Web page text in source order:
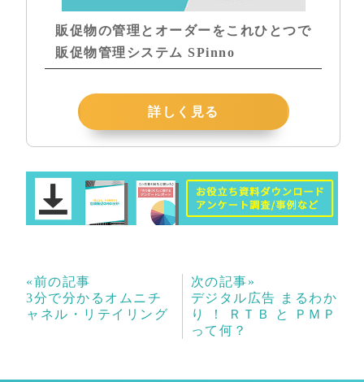
販促物の管理とオーダーをこれひとつで
販促物管理システム SPinno
詳しく見る
«前の記事
3分で分かるオムニチ
ャネル・リテイリング
次の記事»
デジタル広告 まるわか
り ！ ＲＴＢ と ＰＭＰ
って何？